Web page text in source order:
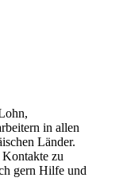
in allen
Länder.
zu
gern Hilfe und